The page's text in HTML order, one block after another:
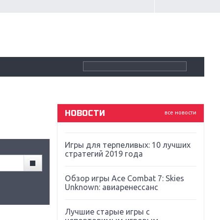
все новости
НОВОСТИ
Souls
Far Cry 5: хвалить нельзя ругать
Игры для терпеливых: 10 лучших
стратегий 2019 года
Обзор игры Ace Combat 7: Skies
Unknown: авиаренессанс
Лучшие старые игры с